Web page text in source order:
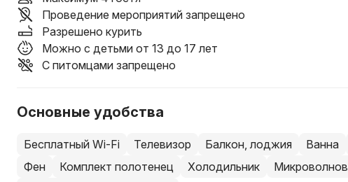
Проведение мероприятий запрещено
Разрешено курить
Можно с детьми от 13 до 17 лет
С питомцами запрещено
Основные удобства
Бесплатный Wi-Fi Телевизор Балкон, лоджия Ванна
Фен
Комплект полотенец Холодильник